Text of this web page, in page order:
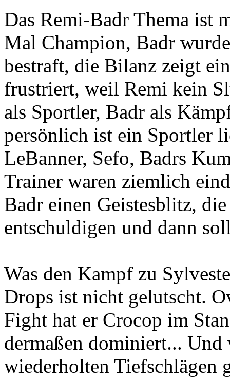
Das Remi-Badr Thema ist
Mal Champion, Badr
bestraft, die Bilanz zeigt
frustriert, weil Remi kein
als Sportler, Badr als
persönlich ist ein Sportler
LeBanner, Sefo, Badrs
Trainer waren ziemlich
Badr einen Geistesblitz,
entschuldigen und dann
Was den Kampf zu
Drops ist nicht gelutscht.
Fight hat er Crocop im
dermaßen dominiert... Und
wiederholten Tiefschlägen